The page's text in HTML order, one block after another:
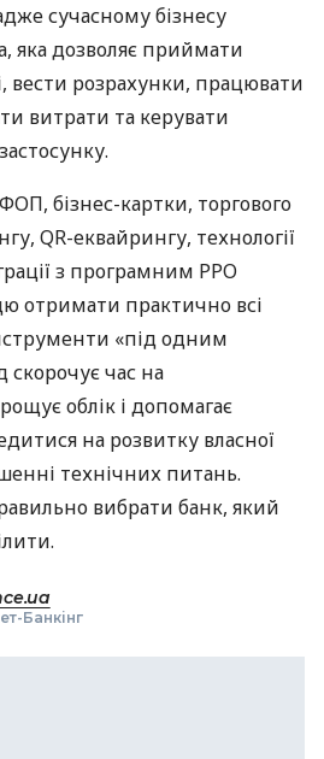
сучасному бізнесу
яка дозволяє приймати
вести розрахунки, працювати
витрати та керувати
бізнес-картки, торгового
QR-еквайрингу, технології
з програмним РРО
отримати практично всі
«під одним
скорочує час на
облік і допомагає
на розвитку власної
технічних питань.
вибрати банк, який
Банкінг